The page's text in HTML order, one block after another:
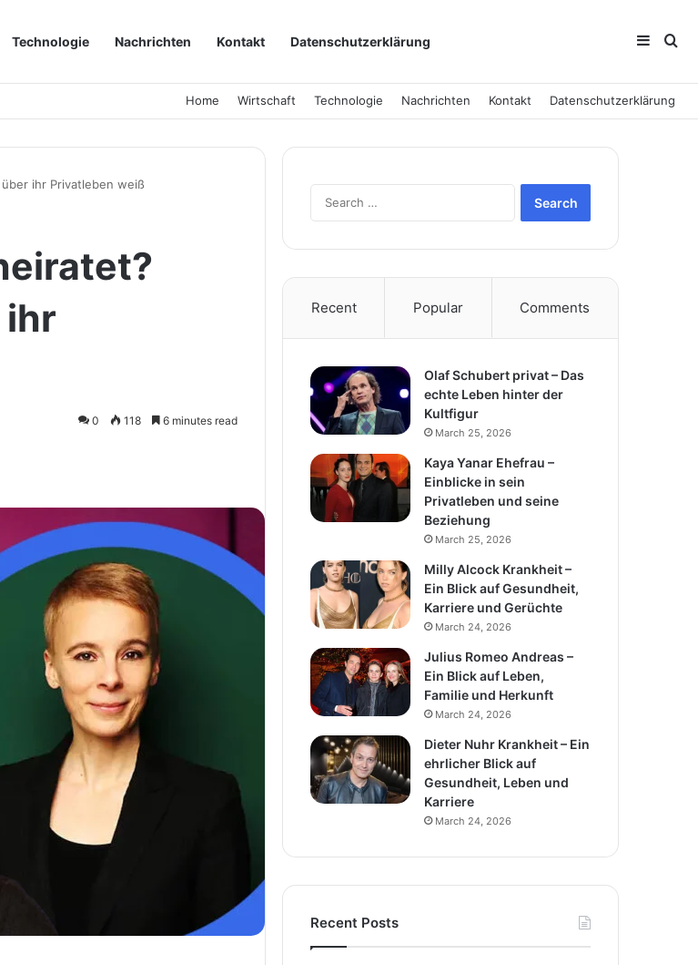
Technologie Nachrichten Kontakt Datenschutzerklärung
Home Wirtschaft Technologie Nachrichten Kontakt Datenschutzerklärung
ihr Privatleben weiß
ihr
0 118 6 minutes read
Recent Popular Comments
Olaf Schubert privat – Das
echte Leben hinter der
Kultfigur
March 25, 2026
Kaya Yanar Ehefrau –
Einblicke in sein
Privatleben und seine
Beziehung
March 25, 2026
Milly Alcock Krankheit –
Ein Blick auf Gesundheit,
Karriere und Gerüchte
March 24, 2026
Julius Romeo Andreas –
Ein Blick auf Leben,
Familie und Herkunft
March 24, 2026
Dieter Nuhr Krankheit – Ein
ehrlicher Blick auf
Gesundheit, Leben und
Karriere
March 24, 2026
Recent Posts